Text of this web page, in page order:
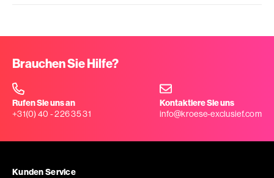
Brauchen Sie Hilfe?
Rufen Sie uns an
+31(0) 40 - 226 35 31
Kontaktiere Sie uns
info@kroese-exclusief.com
Kunden Service